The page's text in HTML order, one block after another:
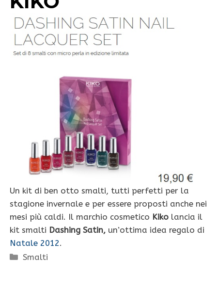
Un kit di ben otto smalti, tutti perfetti per la
stagione invernale e per essere proposti anche nei
mesi più caldi. Il marchio cosmetico Kiko lancia il
kit smalti Dashing Satin, un’ottima idea regalo di
Natale 2012.
Categorie
Smalti